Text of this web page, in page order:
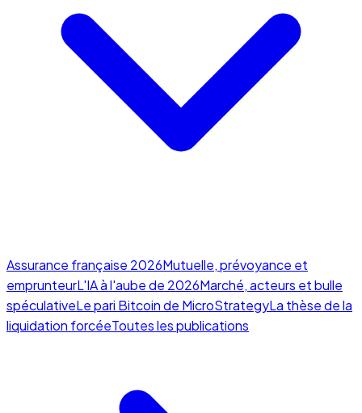
Assurance française 2026Mutuelle, prévoyance et
emprunteurL'IA à l'aube de 2026Marché, acteurs et bulle
spéculativeLe pari Bitcoin de MicroStrategyLa thèse de la
liquidation forcéeToutes les publications